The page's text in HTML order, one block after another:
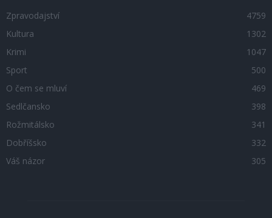
Zpravodajství
4759
Kultura
1302
Krimi
1047
Sport
500
O čem se mluví
469
Sedlčansko
398
Rožmitálsko
341
Dobříšsko
332
Váš názor
305